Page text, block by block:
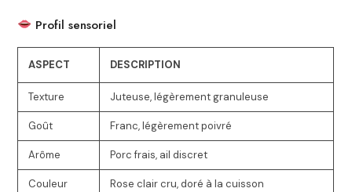
Profil sensoriel
ASPECT DESCRIPTION
Texture Juteuse, légèrement granuleuse
Goût Franc, légèrement poivré
Arôme Porc frais, ail discret
Couleur Rose clair cru, doré à la cuisson